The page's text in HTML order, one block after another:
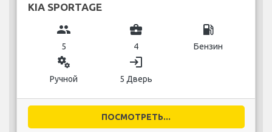
KIA SPORTAGE
group
5
business_center
4
local_gas_station
Бензин
miscellaneous_services
Ручной
login
5 Дверь
ПОСМОТРЕТЬ...